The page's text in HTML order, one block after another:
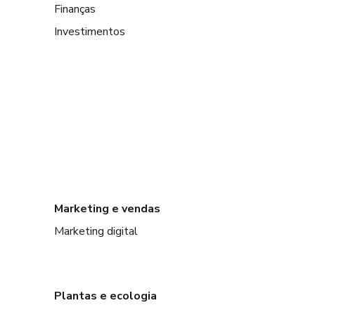
Finanças
Investimentos
Marketing e vendas
Marketing digital
Plantas e ecologia